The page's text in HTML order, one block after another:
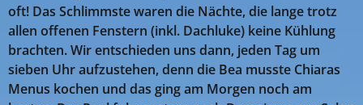
oft! Das Schlimmste waren die Nächte, die lange trotz
allen offenen Fenstern (inkl. Dachluke) keine Kühlung
brachten. Wir entschieden uns dann, jeden Tag um
sieben Uhr aufzustehen, denn die Bea musste Chiaras
Menus kochen und das ging am Morgen noch am